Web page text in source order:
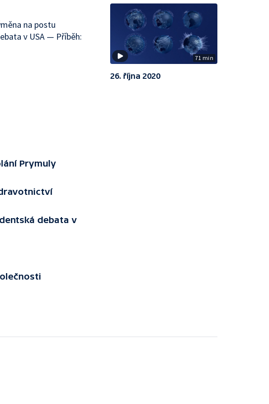
na postu
v USA — Příběh:
Prymuly
debata v
71 min
26. října 2020